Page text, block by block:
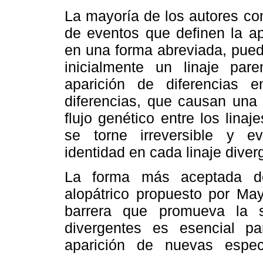
La mayoría de los autores
de eventos que definen la
en una forma abreviada,
inicialmente un linaje
aparición de diferencias
diferencias, que causan
flujo genético entre los
se torne irreversible y
identidad en cada linaje
La forma más aceptada
alopátrico propuesto por
barrera que promueva la
divergentes es esencial
aparición de nuevas